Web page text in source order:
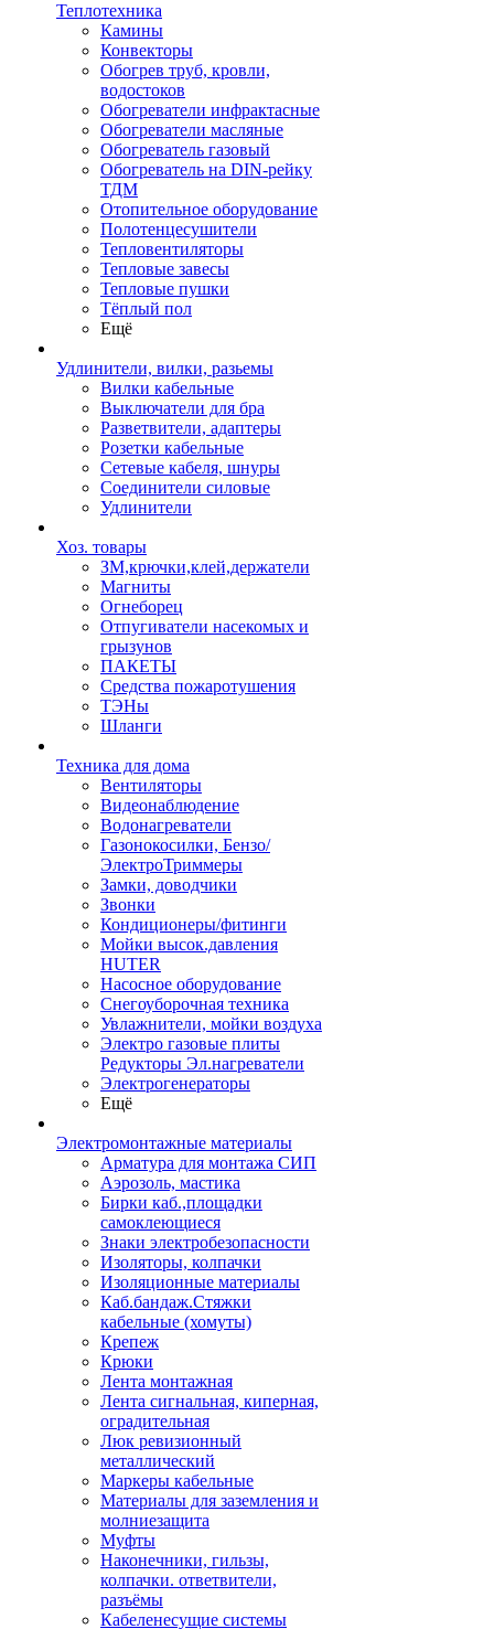
Теплотехника
Камины
Конвекторы
Обогрев труб, кровли,
водостоков
Обогреватели инфрактасные
Обогреватели масляные
Обогреватель газовый
Обогреватель на DIN-рейку
ТДМ
Отопительное оборудование
Полотенцесушители
Тепловентиляторы
Тепловые завесы
Тепловые пушки
Тёплый пол
Ещё
Удлинители, вилки, разьемы
Вилки кабельные
Выключатели для бра
Разветвители, адаптеры
Розетки кабельные
Сетевые кабеля, шнуры
Соединители силовые
Удлинители
Хоз. товары
ЗМ,крючки,клей,держатели
Магниты
Огнеборец
Отпугиватели насекомых и
грызунов
ПАКЕТЫ
Средства пожаротушения
ТЭНы
Шланги
Техника для дома
Вентиляторы
Видеонаблюдение
Водонагреватели
Газонокосилки, Бензо/
ЭлектроТриммеры
Замки, доводчики
Звонки
Кондиционеры/фитинги
Мойки высок.давления
HUTER
Насосное оборудование
Снегоуборочная техника
Увлажнители, мойки воздуха
Электро газовые плиты
Редукторы Эл.нагреватели
Электрогенераторы
Ещё
Электромонтажные материалы
Арматура для монтажа СИП
Аэрозоль, мастика
Бирки каб.,площадки
самоклеющиеся
Знаки электробезопасности
Изоляторы, колпачки
Изоляционные материалы
Каб.бандаж.Стяжки
кабельные (хомуты)
Крепеж
Крюки
Лента монтажная
Лента сигнальная, киперная,
оградительная
Люк ревизионный
металлический
Маркеры кабельные
Материалы для заземления и
молниезащита
Муфты
Наконечники, гильзы,
колпачки. ответвители,
разъёмы
Кабеленесущие системы